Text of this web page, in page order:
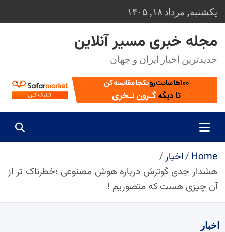
Skip
to
content
یکشنبه, مرداد ۱۸, ۱۴۰۵
مجله خبری مسیر آنلاین
جدیدترین اخبار ایران و جهان
Home
اخبار
هشدار جدی گوترش درباره هوش مصنوعی ؛خطرناک تر از
آن چیزی هست که متصوریم !
اخبار